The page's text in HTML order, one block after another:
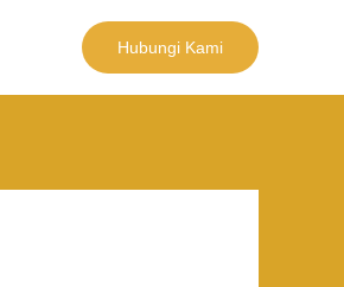
Hubungi Kami